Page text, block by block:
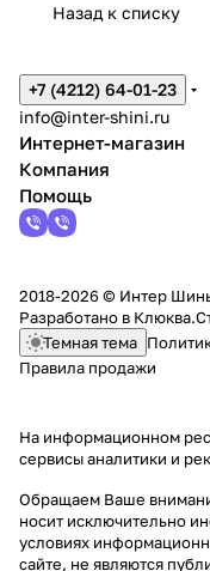
Назад к списку
+7 (4212) 64-01-23
info@inter-shini.ru
Интернет-магазин
Компания
Помощь
2018-2026 © Интер
Разработано в
Темная тема
Правила продажи
На информационном
сервисы аналитики и
Обращаем Ваше
носит исключительно
условиях
сайте, не являются